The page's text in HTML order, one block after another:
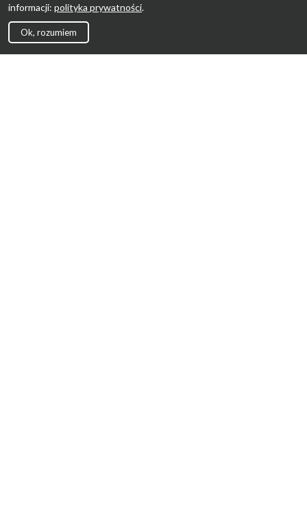
informacji: polityka prywatności.
Ok, rozumiem